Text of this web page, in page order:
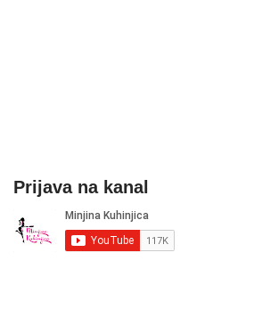
Prijava na kanal